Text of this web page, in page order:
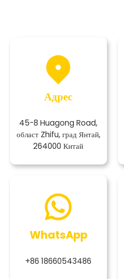
Адрес
45-8 Huagong Road,
област Zhifu, град Янтай,
264000 Китай
WhatsApp
+86 18660543486